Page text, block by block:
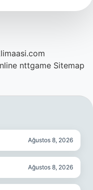
nttgame Sitemap
Ağustos 8, 2026
Ağustos 8, 2026